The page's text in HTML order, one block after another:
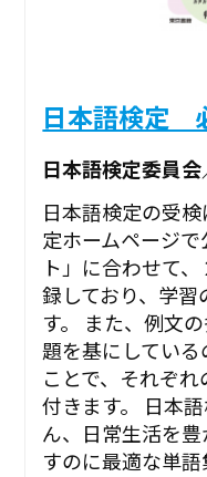
日本語検定
日本語検定委員会
日本語検定の受
定ホームページ
ト」に合わせて
録しており、学
す。 また、例文
題を基にしてい
ことで、それぞ
付きます。 日本
ん、日常生活を
すのに最適な単語